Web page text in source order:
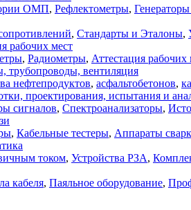
ОМП, Рефлектометры,
, Стандарты и Эталоны,
рабочих мест
, Радиометры, Аттестация рабочих
трубопроводы, вентиляция
нефтепродуктов, асфальтобетонов,
проектирования, испытания и
сигналов, Спектроанализаторы,
, Кабельные тестеры, Аппараты
током, Устройства РЗА,
кабеля, Паяльное оборудование,